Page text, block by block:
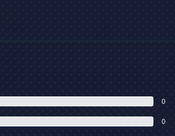
0
0